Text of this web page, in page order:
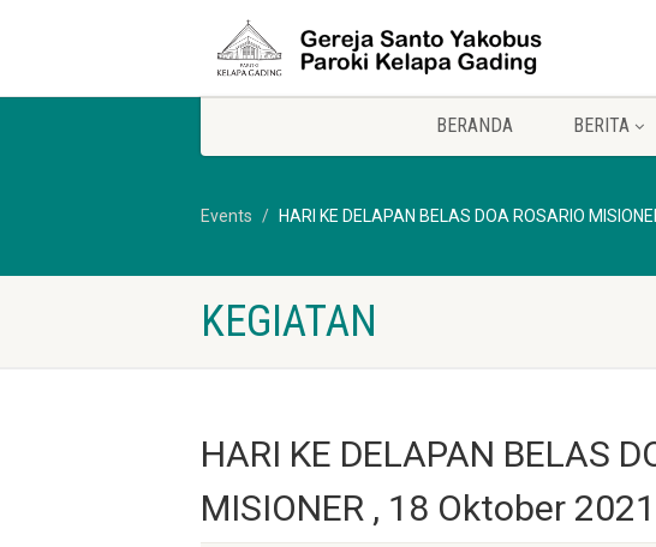
BERANDA BERITA
Events HARI KE DELAPAN BELAS DOA ROSARIO
KEGIATAN
HARI KE DELAPAN BELAS
MISIONER , 18 Oktober